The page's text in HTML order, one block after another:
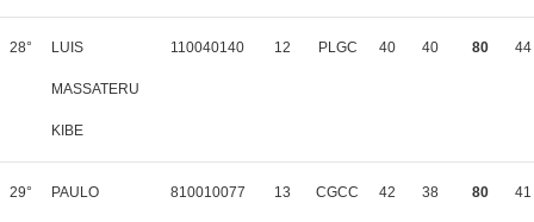
28° LUIS
MASSATERU
KIBE
110040140 12 PLGC 40 40 80 44
29° PAULO 810010077 13 CGCC 42 38 80 41